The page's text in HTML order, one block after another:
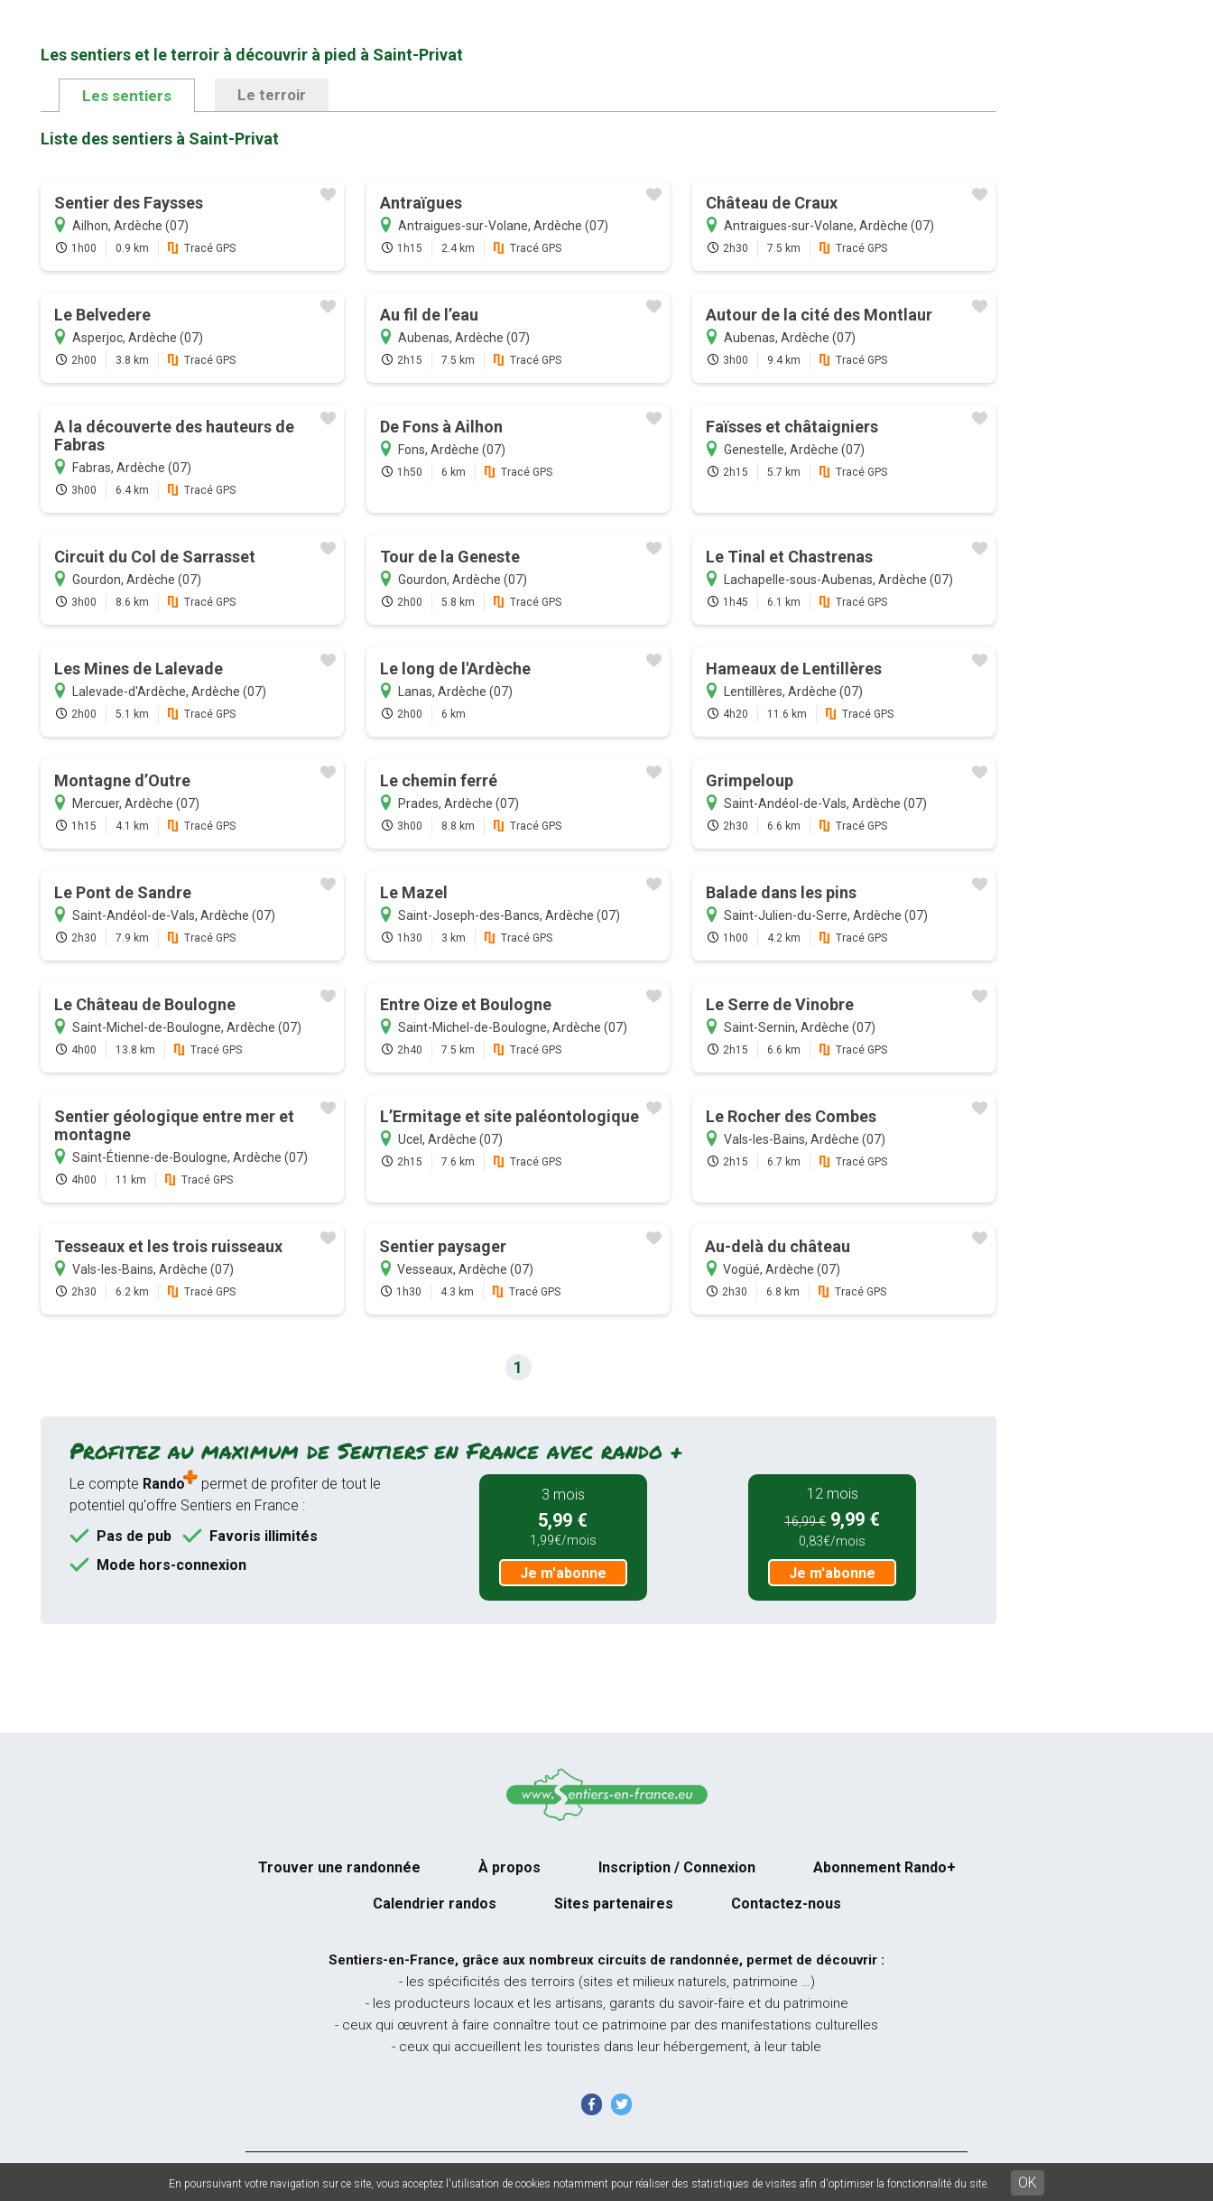
Les sentiers et le terroir à découvrir à pied à Saint-Privat
Les sentiers Le terroir
Liste des sentiers à Saint-Privat
Sentier des Faysses
Ailhon, Ardèche (07)
1h00 0.9 km Tracé GPS
Antraïgues
Antraigues-sur-Volane, Ardèche (07)
1h15 2.4 km Tracé GPS
Château de Craux
Antraigues-sur-Volane, Ardèche (07)
2h30 7.5 km Tracé GPS
Le Belvedere
Asperjoc, Ardèche (07)
2h00 3.8 km Tracé GPS
Au fil de l’eau
Aubenas, Ardèche (07)
2h15 7.5 km Tracé GPS
Autour de la cité des Montlaur
Aubenas, Ardèche (07)
3h00 9.4 km Tracé GPS
A la découverte des hauteurs de
Fabras
Fabras, Ardèche (07)
3h00 6.4 km Tracé GPS
De Fons à Ailhon
Fons, Ardèche (07)
1h50 6 km Tracé GPS
Faïsses et châtaigniers
Genestelle, Ardèche (07)
2h15 5.7 km Tracé GPS
Circuit du Col de Sarrasset
Gourdon, Ardèche (07)
3h00 8.6 km Tracé GPS
Tour de la Geneste
Gourdon, Ardèche (07)
2h00 5.8 km Tracé GPS
Le Tinal et Chastrenas
Lachapelle-sous-Aubenas, Ardèche (07)
1h45 6.1 km Tracé GPS
Les Mines de Lalevade
Lalevade-d'Ardèche, Ardèche (07)
2h00 5.1 km Tracé GPS
Le long de l'Ardèche
Lanas, Ardèche (07)
2h00 6 km
Hameaux de Lentillères
Lentillères, Ardèche (07)
4h20 11.6 km Tracé GPS
Montagne d’Outre
Mercuer, Ardèche (07)
1h15 4.1 km Tracé GPS
Le chemin ferré
Prades, Ardèche (07)
3h00 8.8 km Tracé GPS
Grimpeloup
Saint-Andéol-de-Vals, Ardèche (07)
2h30 6.6 km Tracé GPS
Le Pont de Sandre
Saint-Andéol-de-Vals, Ardèche (07)
2h30 7.9 km Tracé GPS
Le Mazel
Saint-Joseph-des-Bancs, Ardèche (07)
1h30 3 km Tracé GPS
Balade dans les pins
Saint-Julien-du-Serre, Ardèche (07)
1h00 4.2 km Tracé GPS
Le Château de Boulogne
Saint-Michel-de-Boulogne, Ardèche (07)
4h00 13.8 km Tracé GPS
Entre Oize et Boulogne
Saint-Michel-de-Boulogne, Ardèche (07)
2h40 7.5 km Tracé GPS
Le Serre de Vinobre
Saint-Sernin, Ardèche (07)
2h15 6.6 km Tracé GPS
Sentier géologique entre mer et
montagne
Saint-Étienne-de-Boulogne, Ardèche (07)
4h00 11 km Tracé GPS
L’Ermitage et site paléontologique
Ucel, Ardèche (07)
2h15 7.6 km Tracé GPS
Le Rocher des Combes
Vals-les-Bains, Ardèche (07)
2h15 6.7 km Tracé GPS
Tesseaux et les trois ruisseaux
Vals-les-Bains, Ardèche (07)
2h30 6.2 km Tracé GPS
Sentier paysager
Vesseaux, Ardèche (07)
1h30 4.3 km Tracé GPS
Au-delà du château
Vogüé, Ardèche (07)
2h30 6.8 km Tracé GPS
1
Profitez au maximum de Sentiers en France avec rando +
Le compte Rando
permet de profiter de tout le
potentiel qu'offre Sentiers en France :
Pas de pub
Favoris illimités
Mode hors-connexion
3 mois
5,99 €
1,99€/mois
Je m'abonne
12 mois
16,99 €9,99 €
0,83€/mois
Je m'abonne
Trouver une randonnée À propos Inscription / Connexion Abonnement Rando+
Calendrier randos Sites partenaires Contactez-nous
Sentiers-en-France, grâce aux nombreux circuits de randonnée, permet de découvrir :
- les spécificités des terroirs (sites et milieux naturels, patrimoine …)
- les producteurs locaux et les artisans, garants du savoir-faire et du patrimoine
- ceux qui œuvrent à faire connaître tout ce patrimoine par des manifestations culturelles
- ceux qui accueillent les touristes dans leur hébergement, à leur table
© 2026 Sentiers en France - Tous droits réservés - Photos non contractuelles - Mentions légales - CGV
En poursuivant votre navigation sur ce site, vous acceptez l'utilisation de cookies notamment pour réaliser des statistiques de visites afin d'optimiser la fonctionnalité du site. OK